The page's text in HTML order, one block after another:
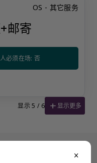
OS - 其它服务
邮寄
必须在场: 否
显示 5 / 6 add显示更多
close